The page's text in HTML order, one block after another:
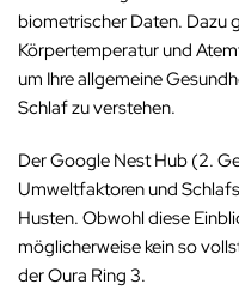
biometrischer Daten. Dazu
Körpertemperatur und
um Ihre allgemeine
Schlaf zu verstehen.
Der Google Nest Hub (2.
Umweltfaktoren und
Husten. Obwohl diese
möglicherweise kein so
der Oura Ring 3.